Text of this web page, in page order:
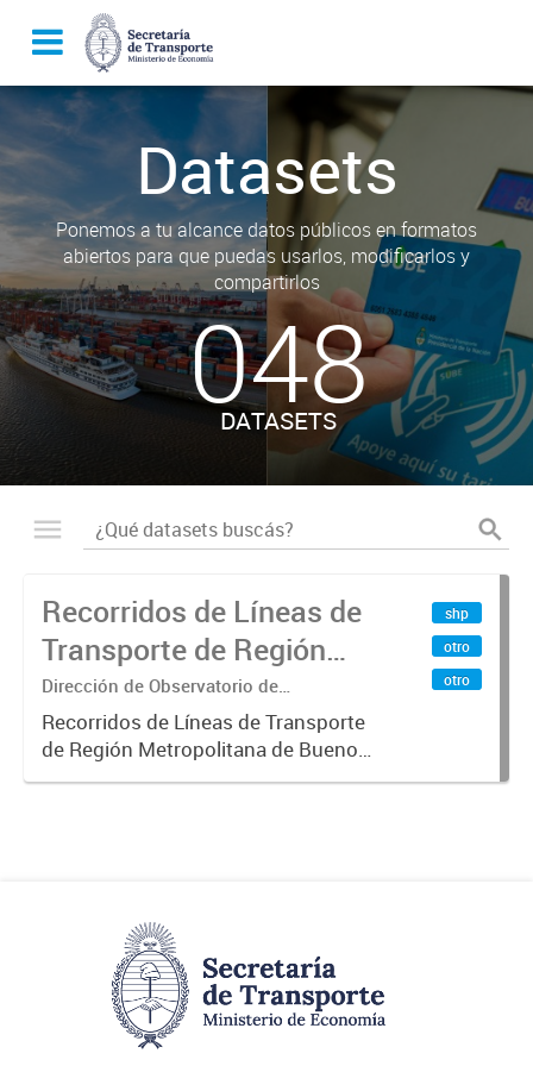
Datasets
Ponemos a tu alcance datos públicos en formatos
abiertos para que puedas usarlos, modificarlos y
compartirlos
048
DATASETS
Recorridos de Líneas de
Transporte de Región
Metropolitana de
Buenos Aires (RMBA)
Dirección de Observatorio de
Transporte, Estudio y Sistemas
Recorridos de Líneas de Transporte
de Región Metropolitana de Buenos
Aires (RMBA).-
shp
otro
otro